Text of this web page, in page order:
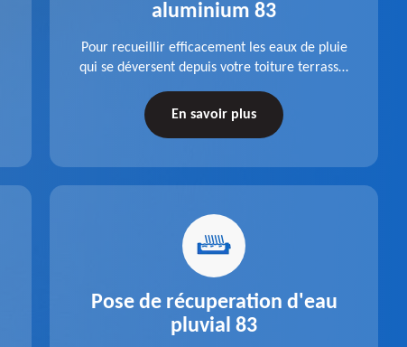
aluminium 83
Pour recueillir efficacement les eaux de pluie
qui se déversent depuis votre toiture terrasse,
dans le 83 Var de la société Pro gouttière 83.
En savoir plus
Pose de récuperation d'eau
pluvial 83